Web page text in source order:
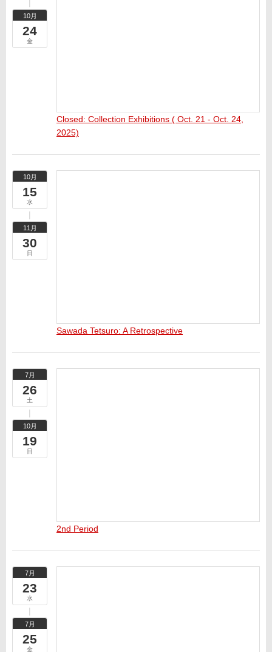
10月
24
金
Closed: Collection Exhibitions ( Oct. 21 - Oct. 24,
2025)
10月
15
水
11月
30
日
Sawada Tetsuro: A Retrospective
7月
26
土
10月
19
日
2nd Period
7月
23
水
7月
25
金